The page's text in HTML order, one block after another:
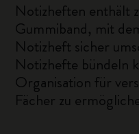
Notizheften enthält
Gummiband, mit
Notizheft sicher
Notizhefte bündeln
Organisation für
Fächer zu